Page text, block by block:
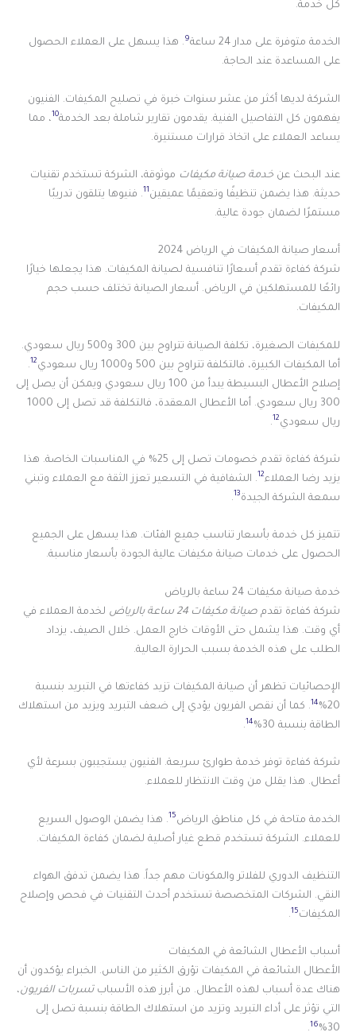
كل خدمة.
الخدمة متوفرة على مدار 24 ساعة 9. هذا يسهل على العملاء الحصول
على المساعدة عند الحاجة.
الشركة لديها أكثر من عشر سنوات خبرة في تصليح المكيفات. الفنيون
يفهمون كل التفاصيل الفنية. يقدمون تقارير شاملة بعد الخدمة10، مما
يساعد العملاء على اتخاذ قرارات مستنيرة.
عند البحث عن خدمة صيانة مكيفات موثوقة، الشركة تستخدم تقنيات
حديثة. هذا يضمن تنظيفًا وتعقيمًا عميقين11 . فنيوها يتلقون تدريبًا
مستمرًا لضمان جودة عالية.
أسعار صيانة المكيفات في الرياض 2024
شركة كفاءة تقدم أسعارًا تنافسية لصيانة المكيفات. هذا يجعلها خيارًا
رائعًا للمستهلكين في الرياض. أسعار الصيانة تختلف حسب حجم
المكيفات.
للمكيفات الصغيرة، تكلفة الصيانة تتراوح بين 300 و500 ريال سعودي.
أما المكيفات الكبيرة، فالتكلفة تتراوح بين 500 و1000 ريال سعودي
12
.
إصلاح الأعطال البسيطة يبدأ من 100 ريال سعودي ويمكن أن يصل إلى
300 ريال سعودي. أما الأعطال المعقدة، فالتكلفة قد تصل إلى 1000
ريال سعودي12
.
شركة كفاءة تقدم خصومات تصل إلى 25% في المناسبات الخاصة. هذا
يزيد رضا العملاء12 . الشفافية في التسعير تعزز الثقة مع العملاء وتبني
سمعة الشركة الجيدة13
.
تتميز كل خدمة بأسعار تناسب جميع الفئات. هذا يسهل على الجميع
الحصول على خدمات صيانة مكيفات عالية الجودة بأسعار مناسبة.
خدمة صيانة مكيفات 24 ساعة بالرياض
شركة كفاءة تقدم صيانة مكيفات 24 ساعة بالرياض
لخدمة العملاء في
أي وقت. هذا يشمل حتى الأوقات خارج العمل. خلال الصيف، يزداد
الطلب على هذه الخدمة بسبب الحرارة العالية.
الإحصائيات تظهر أن صيانة المكيفات تزيد كفاءتها في التبريد بنسبة
20%
14. كما أن نقص الفريون يؤدي إلى ضعف التبريد ويزيد من استهلاك
الطاقة بنسبة 30%
14
.
شركة كفاءة توفر خدمة طوارئ سريعة. الفنيون يستجيبون بسرعة لأي
أعطال. هذا يقلل من وقت الانتظار للعملاء.
الخدمة متاحة في كل مناطق الرياض15. هذا يضمن الوصول السريع
للعملاء. الشركة تستخدم قطع غيار أصلية لضمان كفاءة المكيفات.
التنظيف الدوري للفلاتر والمكونات مهم جداً. هذا يضمن تدفق الهواء
النقي. الشركات المتخصصة تستخدم أحدث التقنيات في فحص وإصلاح
المكيفات15
.
أسباب الأعطال الشائعة في المكيفات
الأعطال الشائعة في المكيفات تؤرق الكثير من الناس. الخبراء يؤكدون أن
هناك عدة أسباب لهذه الأعطال. من أبرز هذه الأسبابتسربات الفريون،
التي تؤثر على أداء التبريد وتزيد من استهلاك الطاقة بنسبة تصل إلى
30%
16
.